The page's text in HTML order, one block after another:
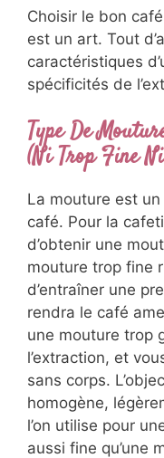
Choisir le bon
est un art. Tout
caractéristiques
spécificités de
Type De
(Ni Trop Fine
La mouture est
café. Pour la
d’obtenir une
mouture trop fine
d’entraîner une
rendra le café
une mouture trop
l’extraction, et
sans corps.
homogène,
l’on utilise pour
aussi fine qu’une